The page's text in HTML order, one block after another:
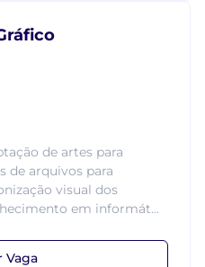
de artes para
de arquivos para
visual dos
em informát...
Vaga